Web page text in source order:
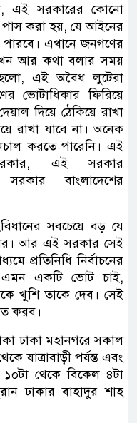
এই সরকারের কোনো
করা হয়, যে আইনের
পারবে। এখানে জনগণের
আর কথা বলার সময়
এই অবৈধ লুটেরা
ভোটাধিকার ফিরিয়ে
দিয়ে ঠেকিয়ে রাখা
রাখা যাবে না। অনেক
করতে পারেনি। এই
সরকার, এই সরকার
বাংলাদেশের
সবচেয়ে বড় যে
আর এই সরকার সেই
প্রতিনিধি নির্বাচনের
এমন একটি ভোট চাই,
খুশি তাকে দেব। সেই
করব।
ঢাকা মহানগরে সকাল
যাত্রাবাড়ী পর্যন্ত এবং
থেকে বিকেল ৪টা
ঢাকার বাহাদুর শাহ